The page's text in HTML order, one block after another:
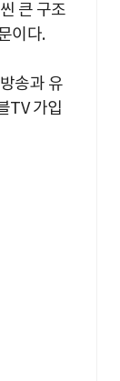
큰 구조
이다.
송과 유
TV 가입